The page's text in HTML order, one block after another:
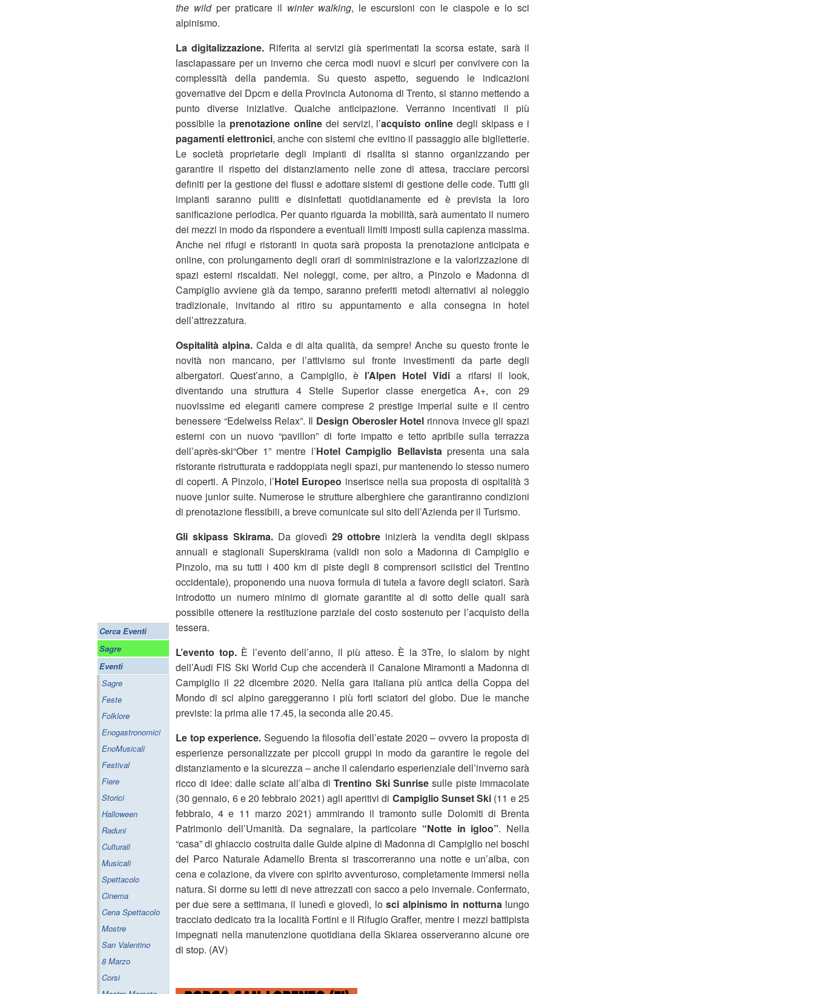
Cerca Eventi
Sagre
Eventi
Sagre
Feste
Folklore
Enogastronomici
EnoMusicali
Festival
Fiere
Storici
Halloween
Raduni
Culturali
Musicali
Spettacolo
Cinema
Cena Spettacolo
Mostre
San Valentino
8 Marzo
Corsi
the wildper praticare il winter walking, le escursioni con le ciaspole e lo sci
alpinismo.
La digitalizzazione. Riferita ai servizi già sperimentati la scorsa estate, sarà il
lasciapassare per un inverno che cerca modi nuovi e sicuri per convivere con la
complessità della pandemia. Su questo aspetto, seguendo le indicazioni
governative dei Dpcm e della Provincia Autonoma di Trento, si stanno mettendo a
punto diverse iniziative. Qualche anticipazione. Verranno incentivati il più
possibile la prenotazione onlinedei servizi, l’acquisto onlinedegli skipass e i
pagamenti elettronici, anche con sistemi che evitino il passaggio alle biglietterie.
Le società proprietarie degli impianti di risalita si stanno organizzando per
garantire il rispetto del distanziamento nelle zone di attesa, tracciare percorsi
definiti per la gestione dei flussi e adottare sistemi di gestione delle code. Tutti gli
impianti saranno puliti e disinfettati quotidianamente ed è prevista la loro
sanificazione periodica. Per quanto riguarda la mobilità, sarà aumentato il numero
dei mezzi in modo da rispondere a eventuali limiti imposti sulla capienza massima.
Anche nei rifugi e ristoranti in quota sarà proposta la prenotazione anticipata e
online, con prolungamento degli orari di somministrazione e la valorizzazione di
spazi esterni riscaldati. Nei noleggi, come, per altro, a Pinzolo e Madonna di
Campiglio avviene già da tempo, saranno preferiti metodi alternativi al noleggio
tradizionale, invitando al ritiro su appuntamento e alla consegna in hotel
dell’attrezzatura.
Ospitalità alpina.Calda e di alta qualità, da sempre! Anche su questo fronte le
novità non mancano, per l’attivismo sul fronte investimenti da parte degli
albergatori. Quest’anno, a Campiglio, è l’Alpen Hotel Vidi a rifarsi il look,
diventando una struttura 4 Stelle Superior classe energetica A+, con 29
nuovissime ed eleganti camere comprese 2 prestige imperial suite e il centro
benessere “Edelweiss Relax”. Il Design Oberosler Hotel rinnova invece gli spazi
esterni con un nuovo “pavillon” di forte impatto e tetto apribile sulla terrazza
dell’après-ski“Ober 1” mentre l’Hotel Campiglio Bellavistapresenta una sala
ristorante ristrutturata e raddoppiata negli spazi, pur mantenendo lo stesso numero
di coperti. A Pinzolo, l’Hotel Europeo inserisce nella sua proposta di ospitalità 3
nuove junior suite. Numerose le strutture alberghiere che garantiranno condizioni
di prenotazione flessibili, a breve comunicate sul sito dell’Azienda per il Turismo.
Gli skipass Skirama. Da giovedì 29 ottobre inizierà la vendita degli skipass
annuali e stagionali Superskirama (validi non solo a Madonna di Campiglio e
Pinzolo, ma su tutti i 400 km di piste degli 8 comprensori sciistici del Trentino
occidentale), proponendo una nuova formula di tutela a favore degli sciatori. Sarà
introdotto un numero minimo di giornate garantite al di sotto delle quali sarà
possibile ottenere la restituzione parziale del costo sostenuto per l’acquisto della
tessera.
L’evento top.È l’evento dell’anno, il più atteso. È la 3Tre, lo slalom by night
dell’Audi FIS Ski World Cup che accenderà il Canalone Miramonti a Madonna di
Campiglio il 22 dicembre 2020. Nella gara italiana più antica della Coppa del
Mondo di sci alpino gareggeranno i più forti sciatori del globo. Due le manche
previste: la prima alle 17.45, la seconda alle 20.45.
Le top experience. Seguendo la filosofia dell’estate 2020 – ovvero la proposta di
esperienze personalizzate per piccoli gruppi in modo da garantire le regole del
distanziamento e la sicurezza – anche il calendario esperienziale dell’inverno sarà
ricco di idee: dalle sciate all’alba diTrentino Ski Sunrise sulle piste immacolate
(30 gennaio, 6 e 20 febbraio 2021) agli aperitivi di Campiglio Sunset Ski (11 e 25
febbraio, 4 e 11 marzo 2021) ammirando il tramonto sulle Dolomiti di Brenta
Patrimonio dell’Umanità. Da segnalare, la particolare “Notte in igloo”. Nella
“casa” di ghiaccio costruita dalle Guide alpine di Madonna di Campiglio nei boschi
del Parco Naturale Adamello Brenta si trascorreranno una notte e un’alba, con
cena e colazione, da vivere con spirito avventuroso, completamente immersi nella
natura. Si dorme su letti di neve attrezzati con sacco a pelo invernale. Confermato,
per due sere a settimana, il lunedì e giovedì, losci alpinismo in notturnalungo
tracciato dedicato tra la località Fortini e il Rifugio Graffer, mentre i mezzi battipista
impegnati nella manutenzione quotidiana della Skiarea osserveranno alcune ore
di stop. (AV)